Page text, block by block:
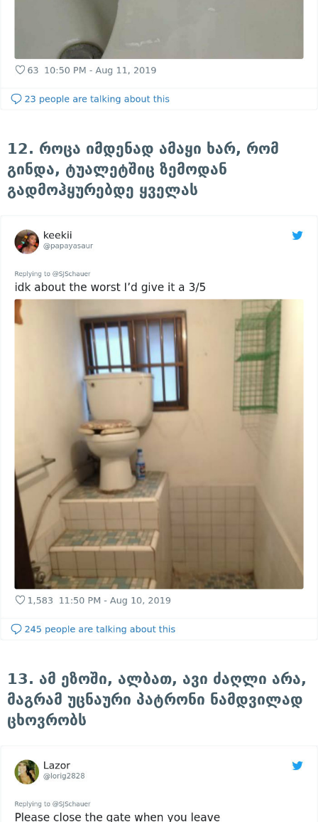
12. როცა იმდენად ამაყი ხარ, რომ
გინდა, ტუალეტშიც ზემოდან
გადმოჰყურებდე ყველას
13. ამ ეზოში, ალბათ, ავი ძაღლი არა,
მაგრამ უცნაური პატრონი ნამდვილად
ცხოვრობს